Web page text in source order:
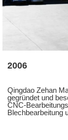
2006
Qingdao Zehan
gegründet und
CNC-
Blechbearbeitung